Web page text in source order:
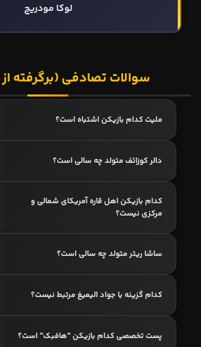
لوکا مودریچ
سوالات تصادفی (برگرفته
ملیت کدام بازیکن اشتباه است؟
دالر کوزائف متولد چه سالی است؟
کدام بازیکن اهل قاره آمریکای شمالی و
مرکزی نیست؟
ساشا ریتر متولد چه سالی است؟
کدام گزینه با جواد الیمیغ مرتبط نیست؟
پست تخصصی کدام بازیکن "هافبک" است؟